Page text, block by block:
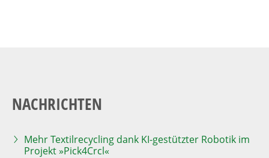
NACHRICHTEN
Mehr Textilrecycling dank KI-gestützter Robotik im
Projekt »Pick4Crcl«